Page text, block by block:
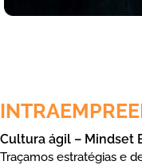
Cultura ágil – Mindset
Traçamos estratégias e